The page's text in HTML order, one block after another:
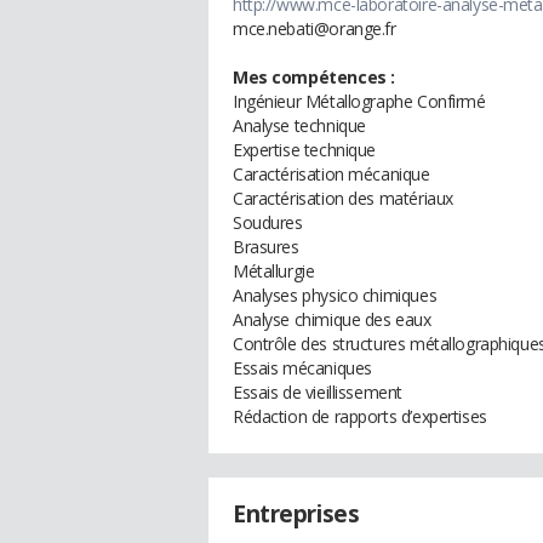
mce.nebati@orange.fr
Mes compétences :
Ingénieur Métallographe Confirmé
Analyse technique
Expertise technique
Caractérisation mécanique
Caractérisation des matériaux
Soudures
Brasures
Métallurgie
Analyses physico chimiques
Analyse chimique des eaux
Contrôle des structures
Essais mécaniques
Essais de vieillissement
Rédaction de rapports d’expertises
Entreprises